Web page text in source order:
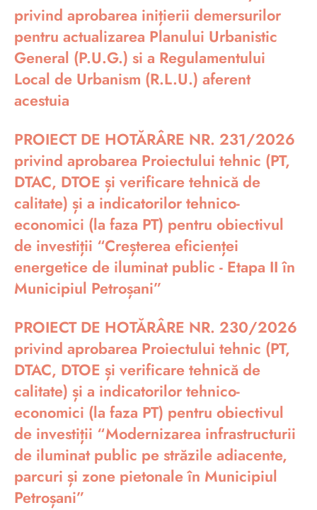
privind aprobarea inițierii demersurilor
pentru actualizarea Planului Urbanistic
General (P.U.G.) si a Regulamentului
Local de Urbanism (R.L.U.) aferent
acestuia
PROIECT DE HOTĂRÂRE NR. 231/2026
privind aprobarea Proiectului tehnic (PT,
DTAC, DTOE și verificare tehnică de
calitate) și a indicatorilor tehnico-
economici (la faza PT) pentru obiectivul
de investiții “Creșterea eficienței
energetice de iluminat public - Etapa II în
Municipiul Petroșani”
PROIECT DE HOTĂRÂRE NR. 230/2026
privind aprobarea Proiectului tehnic (PT,
DTAC, DTOE și verificare tehnică de
calitate) și a indicatorilor tehnico-
economici (la faza PT) pentru obiectivul
de investiții “Modernizarea infrastructurii
de iluminat public pe străzile adiacente,
parcuri și zone pietonale în Municipiul
Petroșani”